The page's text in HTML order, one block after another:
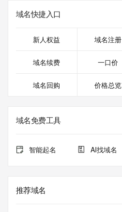
域名快捷入口
新人权益 域名注册
域名续费 一口价
域名回购 价格总览
域名免费工具
智能起名 AI找域名
推荐域名